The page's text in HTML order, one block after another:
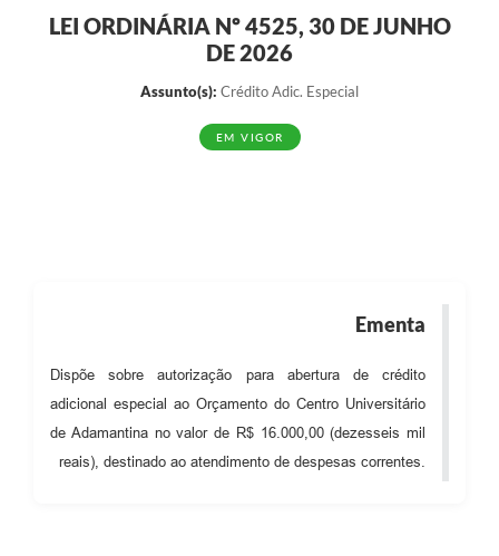
Arquivos para Download
SOLICITAÇÕES PRESENCIAIS (SIC-FÍSICO)
LEI ORDINÁRIA Nº 4525, 30 DE JUNHO
DE 2026
Assunto(s): Crédito Adic. Especial
EM VIGOR
Ementa
Dispõe sobre autorização para abertura de crédito
adicional especial ao Orçamento do Centro Universitário
de Adamantina no valor de R$ 16.000,00 (dezesseis mil
reais), destinado ao atendimento de despesas correntes.